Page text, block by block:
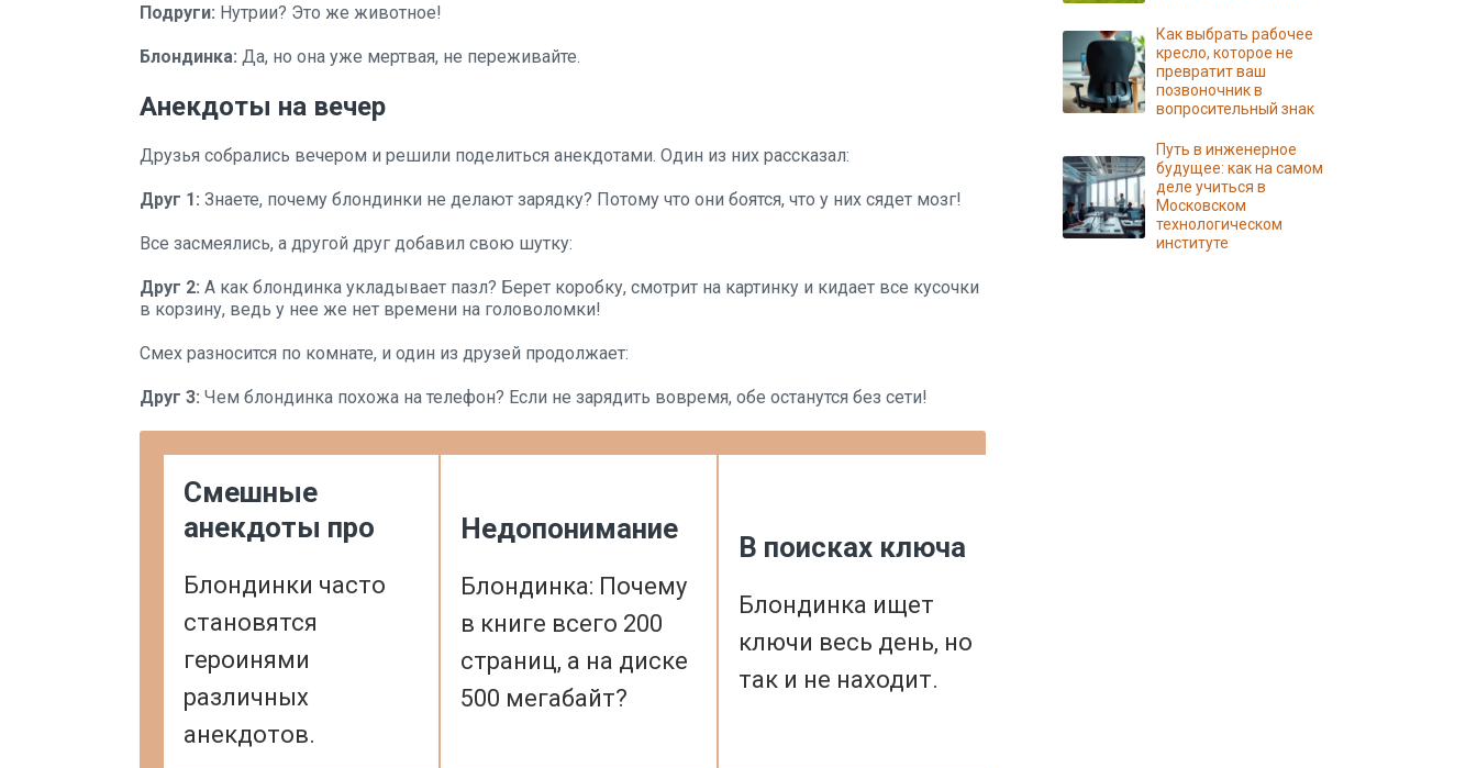
Подруги: Нутрии? Это же животное!
Блондинка: Да, но она уже мертвая, не переживайте.
Анекдоты на вечер
Друзья собрались вечером и решили поделиться анекдотами. Один из них рассказал:
Друг 1: Знаете, почему блондинки не делают зарядку? Потому что они боятся, что у них сядет мозг!
Все засмеялись, а другой друг добавил свою шутку:
Друг 2: А как блондинка укладывает пазл? Берет коробку, смотрит на картинку и кидает все кусочки
в корзину, ведь у нее же нет времени на головоломки!
Смех разносится по комнате, и один из друзей продолжает:
Друг 3: Чем блондинка похожа на телефон? Если не зарядить вовремя, обе останутся без сети!
Смешные
анекдоты про
Блондинки часто
становятся
героинями
различных
анекдотов.
Недопонимание
Блондинка: Почему
в книге всего 200
страниц, а на диске
500 мегабайт?
В поисках ключа
Блондинка ищет
ключи весь день, но
так и не находит.
Как выбрать рабочее
кресло, которое не
превратит ваш
позвоночник в
вопросительный знак
Путь в инженерное
будущее: как на самом
деле учиться в
Московском
технологическом
институте